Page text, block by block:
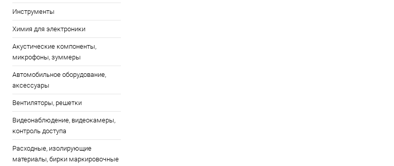
Инструменты
Химия для электроники
Акустические компоненты,
микрофоны, зуммеры
Автомобильное оборудование,
аксессуары
Вентиляторы, решетки
Видеонаблюдение, видеокамеры,
контроль доступа
Расходные, изолирующие
материалы, бирки маркировочные